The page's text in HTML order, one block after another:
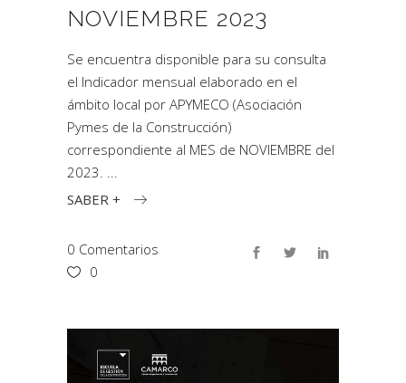
NOVIEMBRE 2023
Se encuentra disponible para su consulta
el Indicador mensual elaborado en el
ámbito local por APYMECO (Asociación
Pymes de la Construcción)
correspondiente al MES de NOVIEMBRE del
2023.
SABER +
0 Comentarios
0